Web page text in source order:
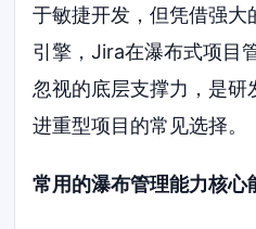
于敏捷开发，但凭借强大
引擎，Jira在瀑布式项目
忽视的底层支撑力，是研
进重型项目的常见选择。
常用的瀑布管理能力核心